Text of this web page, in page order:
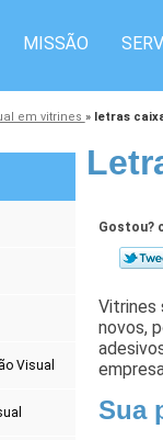
MISSÃO
em vitrines » letras
Visual
Gostou?
Vitrines
novos,
Sua